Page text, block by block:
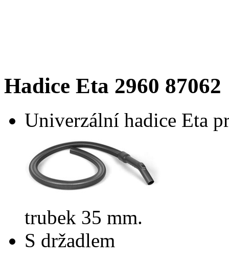
Hadice Eta 2960 87062
Univerzální hadice Eta
trubek 35 mm.
S držadlem